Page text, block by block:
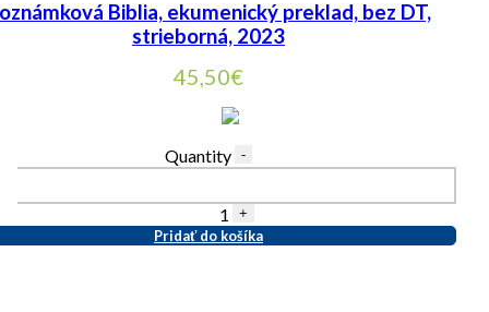
Biblia, ekumenický preklad, bez DT,
strieborná, 2023
45,50€
Quantity -
1 +
Pridať do košíka